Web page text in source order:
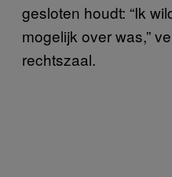
gesloten houdt: “Ik
mogelijk over was,”
rechtszaal.